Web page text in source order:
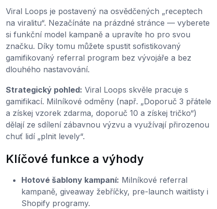
Viral Loops je postavený na osvědčených „receptech
na viralitu“. Nezačínáte na prázdné stránce — vyberete
si funkční model kampaně a upravíte ho pro svou
značku. Díky tomu můžete spustit sofistikovaný
gamifikovaný referral program bez vývojáře a bez
dlouhého nastavování.
Strategický pohled: Viral Loops skvěle pracuje s
gamifikací. Milníkové odměny (např. „Doporuč 3 přátele
a získej vzorek zdarma, doporuč 10 a získej tričko“)
dělají ze sdílení zábavnou výzvu a využívají přirozenou
chuť lidí „plnit levely“.
Klíčové funkce a výhody
Hotové šablony kampaní: Milníkové referral
kampaně, giveaway žebříčky, pre-launch waitlisty i
Shopify programy.